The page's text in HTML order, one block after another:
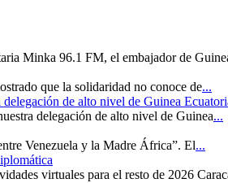
Minka 96.1 FM, el embajador de
que la solidaridad no conoce de...
de alto nivel de Guinea
delegación de alto nivel de Guinea...
Venezuela y la Madre África”. El...
virtuales para el resto de 2026